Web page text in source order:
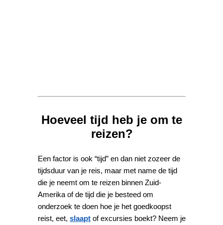
Hoeveel tijd heb je om te
reizen?
Een factor is ook “tijd” en dan niet zozeer de
tijdsduur van je reis, maar met name de tijd
die je neemt om te reizen binnen Zuid-
Amerika of de tijd die je besteed om
onderzoek te doen hoe je het goedkoopst
reist, eet,slaapt of excursies boekt? Neem je